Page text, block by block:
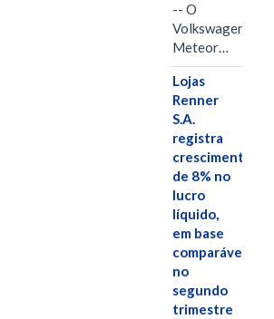
-- O
Volkswagen
Meteor…
Lojas
Renner
S.A.
registra
crescimento
de 8% no
lucro
líquido,
em base
comparável,
no
segundo
trimestre